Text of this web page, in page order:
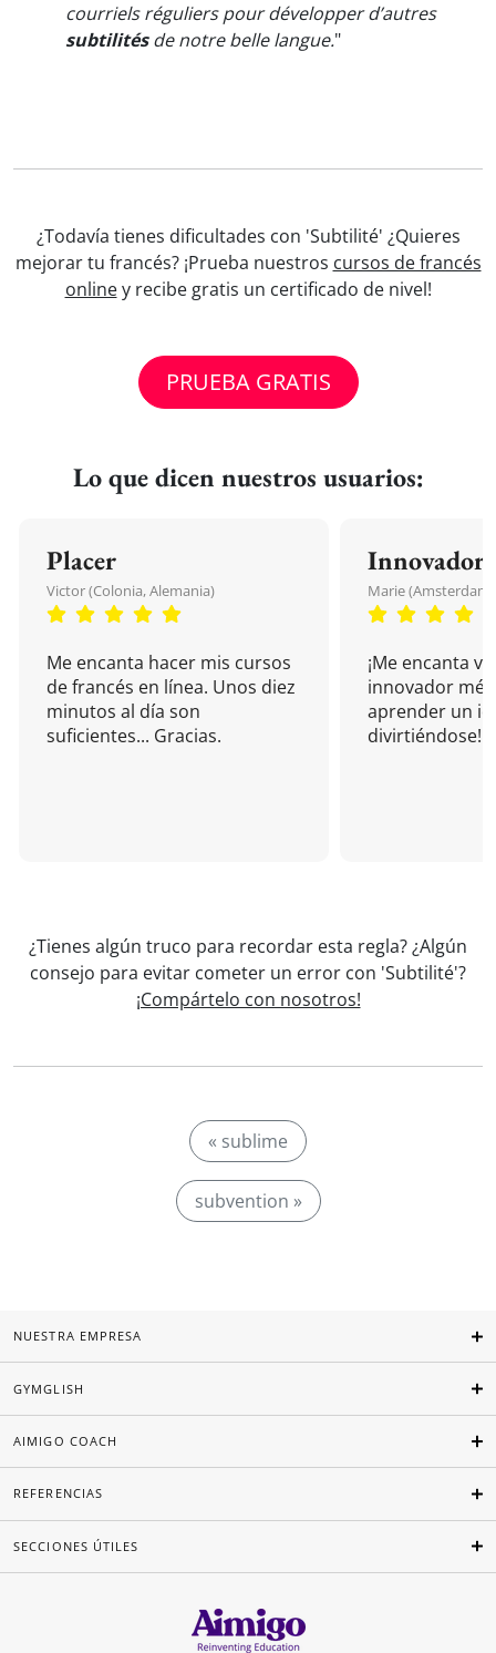
courriels réguliers pour développer d’autres
subtilitésde notre belle langue."
¿Todavía tienes dificultades con 'Subtilité' ¿Quieres
mejorar tu francés? ¡Prueba nuestros cursos de francés
onliney recibe gratis un certificado de nivel!
PRUEBA GRATIS
Lo que dicen nuestros usuarios:
Placer
Victor (Colonia, Alemania)
Me encanta hacer mis cursos
de francés en línea. Unos diez
minutos al día son
suficientes... Gracias.
Innovador
Marie (Amsterdam,
¡Me encanta
innovador
aprender un
divirtiéndose!
¿Tienes algún truco para recordar esta regla? ¿Algún
consejo para evitar cometer un error con 'Subtilité'?
¡Compártelo con nosotros!
« sublime
subvention »
NUESTRA EMPRESA
GYMGLISH
AIMIGO COACH
REFERENCIAS
SECCIONES ÚTILES